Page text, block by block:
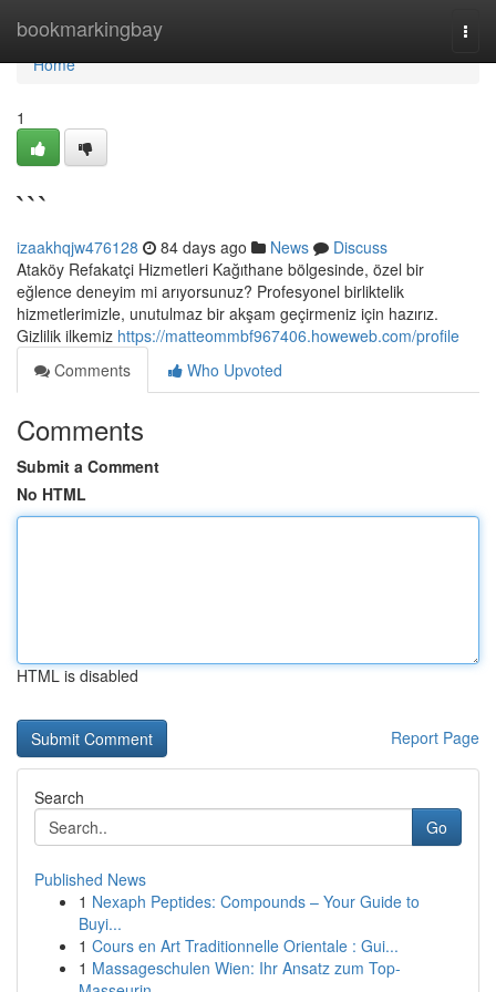
bookmarkingbay
Home
Home
1
```
izaakhqjw476128 84 days ago News
Discuss
Ataköy Refakatçi Hizmetleri Kağıthane bölgesinde, özel bir
eğlence deneyim mi arıyorsunuz? Profesyonel birliktelik
hizmetlerimizle, unutulmaz bir akşam geçirmeniz için hazırız.
Gizlilik ilkemiz https://matteommbf967406.howeweb.com/profile
Comments
Who Upvoted
Comments
Submit a Comment
No HTML
HTML is disabled
Report Page
Search
Go
Published News
1 Nexaph Peptides: Compounds – Your Guide to
Buyi...
1 Cours en Art Traditionnelle Orientale : Gui...
1 Massageschulen Wien: Ihr Ansatz zum Top-